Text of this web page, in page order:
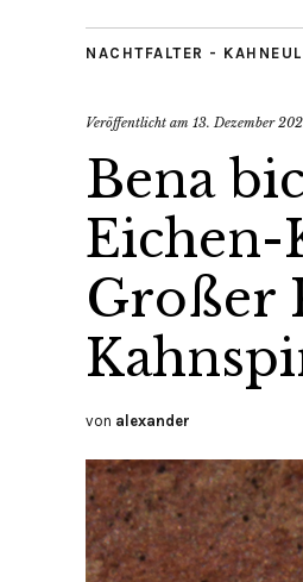
NACHTFALTER -
Veröffentlicht am 13. Dezember
Bena
Eichen-
Großer
von alexander